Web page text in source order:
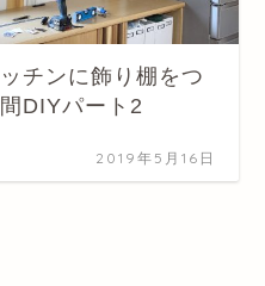
チンに飾り棚をつ
DIYパート2
2019年5月16日